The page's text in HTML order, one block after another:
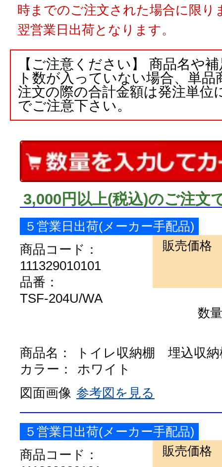
時までのご注文された場合に限り
翌営業日出荷となります。
【ご注意ください】 商品名や
ト数が入っていない場合、単
注文の際の合計金額は発注単位
でご注意下さい。
3,000円以上(税込)のご注文
５営業日出荷(メーカー手配品)
商品コード：
111329010101
品番：
TSF-204U/WA
販売価格
数量
商品名：
トイレ収納棚 埋込収
カラー：
ホワイト
図面画像 参考図を見る
５営業日出荷(メーカー手配品)
商品コード：
販売価格